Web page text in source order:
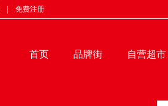
免费注册
首页 品牌街 自营超市